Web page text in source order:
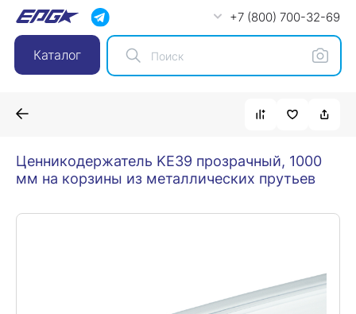
+7 (800) 700-32-69
Каталог
Ценникодержатель KE39 прозрачный, 1000
мм на корзины из металлических прутьев